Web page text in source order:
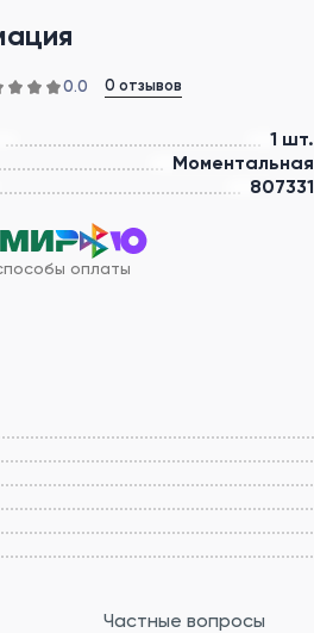
0.0 0 отзывов
1 шт.
Моментальная
807331
оплаты
Частные вопросы